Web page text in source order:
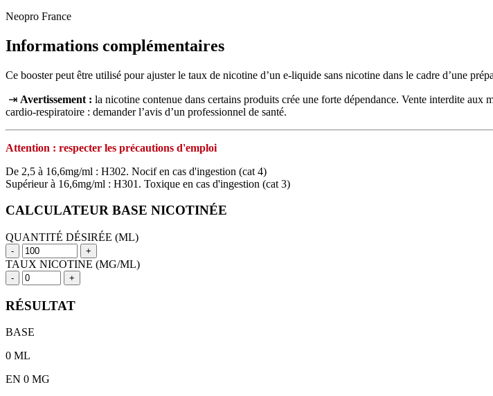
Neopro France
Informations complémentaires
Ce booster peut être utilisé pour ajuster le taux de nicotine d’un e-liquide sans nicotine dans le cadre d’une
⇥ Avertissement : la nicotine contenue dans certains produits crée une forte dépendance. Vente interdite aux
cardio‑respiratoire : demander l’avis d’un professionnel de santé.
Attention : respecter les précautions d'emploi
De 2,5 à 16,6mg/ml : H302. Nocif en cas d'ingestion (cat 4)
Supérieur à 16,6mg/ml : H301. Toxique en cas d'ingestion (cat 3)
CALCULATEUR BASE NICOTINÉE
QUANTITÉ DÉSIRÉE (ML)
- +
TAUX NICOTINE (MG/ML)
- +
RÉSULTAT
BASE
0 ML
EN 0 MG